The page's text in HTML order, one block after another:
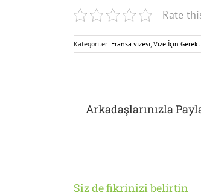
Rate
Kategoriler: Fransa vizesi, Vize İçin
Arkadaşlarınızla
Siz de fikrinizi belirtin